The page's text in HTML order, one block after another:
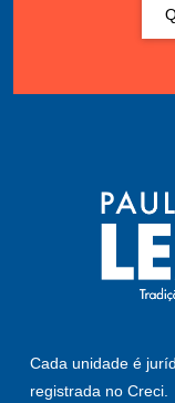
Cada unidade é
registrada no Creci.